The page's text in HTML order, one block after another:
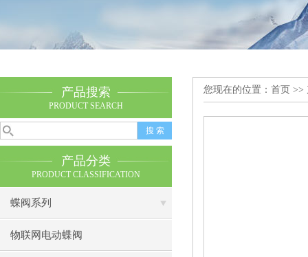
产品搜索
PRODUCT SEARCH
产品分类
PRODUCT CLASSIFICATION
蝶阀系列
物联网电动蝶阀
您现在的位置： 首页 >>